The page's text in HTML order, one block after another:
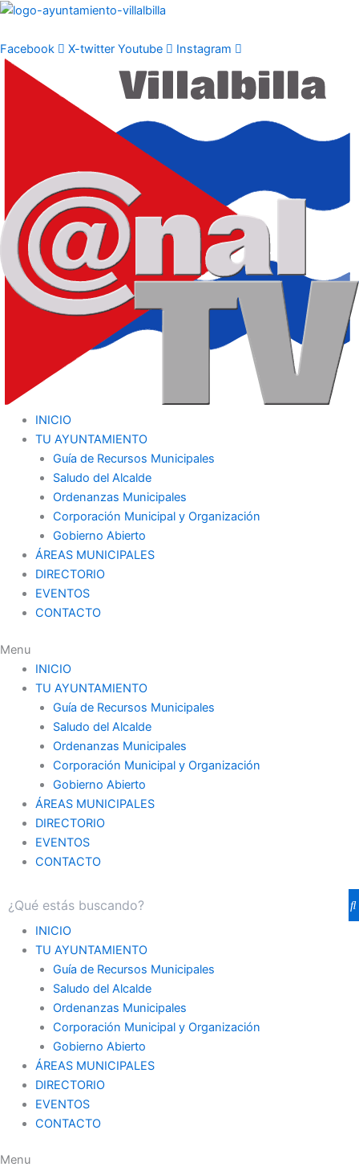
Ir
contenido
Facebook X-twitter Youtube Instagram
INICIO
TU AYUNTAMIENTO
Guía de Recursos Municipales
Saludo del Alcalde
Ordenanzas Municipales
Corporación Municipal y Organización
Gobierno Abierto
ÁREAS MUNICIPALES
DIRECTORIO
EVENTOS
CONTACTO
Menu
INICIO
TU AYUNTAMIENTO
Guía de Recursos Municipales
Saludo del Alcalde
Ordenanzas Municipales
Corporación Municipal y Organización
Gobierno Abierto
ÁREAS MUNICIPALES
DIRECTORIO
EVENTOS
CONTACTO
INICIO
TU AYUNTAMIENTO
Guía de Recursos Municipales
Saludo del Alcalde
Ordenanzas Municipales
Corporación Municipal y Organización
Gobierno Abierto
ÁREAS MUNICIPALES
DIRECTORIO
EVENTOS
CONTACTO
Menu